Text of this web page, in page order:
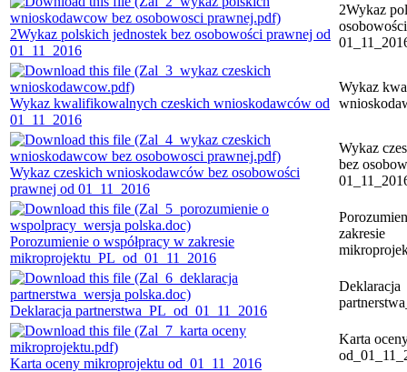
2Wykaz polskich jednostek bez osobowości prawnej od
01_11_2016
2Wykaz
Wykaz kwalifikowalnych czeskich wnioskodawców od
01_11_2016
Wykaz
Wykaz czeskich wnioskodawców bez osobowości
prawnej od 01_11_2016
Wykaz
bez
Porozumienie o współpracy w zakresie
mikroprojektu_PL_od_01_11_2016
zakresie
Deklaracja partnerstwa_PL_od_01_11_2016
Deklaracja
Karta oceny mikroprojektu od_01_11_2016
Karta